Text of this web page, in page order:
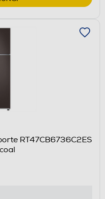
RT47CB6736C2ES